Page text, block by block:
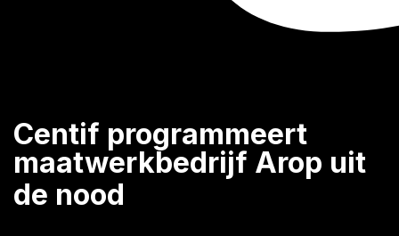
Centif programmeert
maatwerkbedrijf Arop uit
de nood